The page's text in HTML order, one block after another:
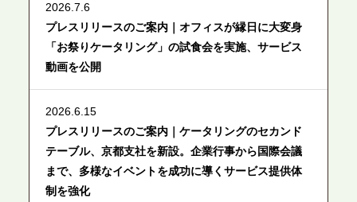
2026.7.6
プレスリリースのご案内｜オフィスが縁日に大変身
「お祭りケータリング」の試食会を実施、サービス
動画を公開
2026.6.15
プレスリリースのご案内｜ケータリングのセカンド
テーブル、京都支社を新設。企業行事から国際会議
まで、多様なイベントを成功に導くサービス提供体
制を強化